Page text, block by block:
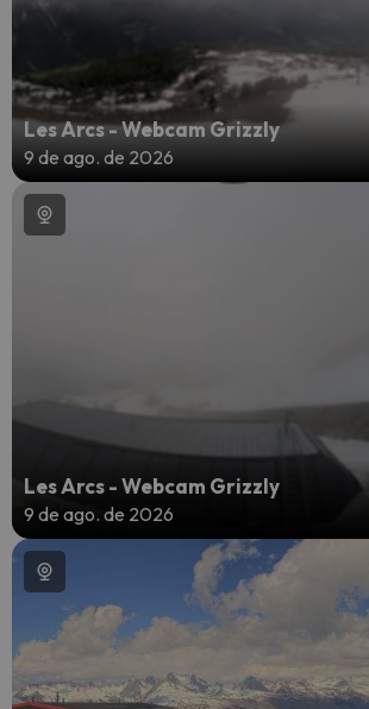
Les Arcs - Webcam Grizzly
9 de ago. de 2026
Les Arcs - Webcam Grizzly
9 de ago. de 2026